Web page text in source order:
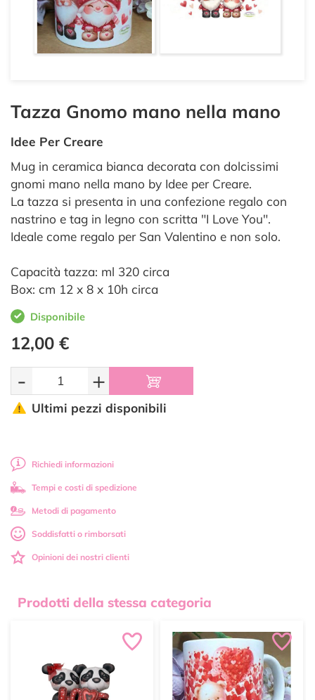
Tazza Gnomo mano nella mano
Idee Per Creare
Mug in ceramica bianca decorata con dolcissimi
gnomi mano nella mano by Idee per Creare.
La tazza si presenta in una confezione regalo con
nastrino e tag in legno con scritta "I Love You".
Ideale come regalo per San Valentino e non solo.
Capacità tazza: ml 320 circa
Box: cm 12 x 8 x 10h circa
Disponibile
12,00 €
- +
Ultimi pezzi disponibili
Richiedi informazioni
Tempi e costi di spedizione
Metodi di pagamento
Soddisfatti o rimborsati
Opinioni dei nostri clienti
Prodotti della stessa categoria